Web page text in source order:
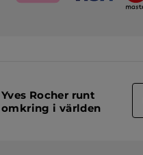
Yves Rocher runt
omkring i världen